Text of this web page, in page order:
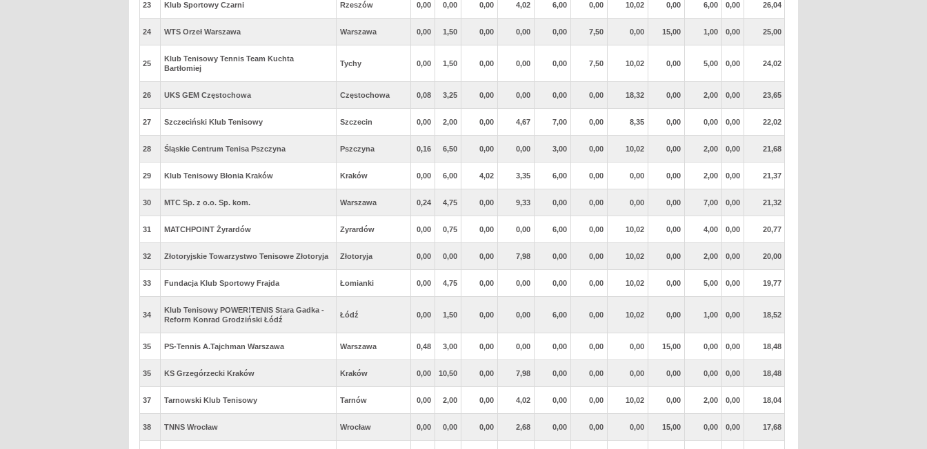
23 Klub Sportowy Czarni Rzeszów 0,00 0,00 0,00 4,02 6,00 0,00 10,02 0,00 6,00 0,00 26,04
24 WTS Orzeł Warszawa Warszawa 0,00 1,50 0,00 0,00 0,00 7,50 0,00 15,00 1,00 0,00 25,00
25
Klub Tenisowy Tennis Team Kuchta
Bartłomiej
Tychy 0,00 1,50 0,00 0,00 0,00 7,50 10,02 0,00 5,00 0,00 24,02
26 UKS GEM Częstochowa Częstochowa 0,08 3,25 0,00 0,00 0,00 0,00 18,32 0,00 2,00 0,00 23,65
27 Szczeciński Klub Tenisowy Szczecin 0,00 2,00 0,00 4,67 7,00 0,00 8,35 0,00 0,00 0,00 22,02
28 Śląskie Centrum Tenisa Pszczyna Pszczyna 0,16 6,50 0,00 0,00 3,00 0,00 10,02 0,00 2,00 0,00 21,68
29 Klub Tenisowy Błonia Kraków Kraków 0,00 6,00 4,02 3,35 6,00 0,00 0,00 0,00 2,00 0,00 21,37
30 MTC Sp. z o.o. Sp. kom. Warszawa 0,24 4,75 0,00 9,33 0,00 0,00 0,00 0,00 7,00 0,00 21,32
31 MATCHPOINT Żyrardów Zyrardów 0,00 0,75 0,00 0,00 6,00 0,00 10,02 0,00 4,00 0,00 20,77
32 Złotoryjskie Towarzystwo Tenisowe Złotoryja Złotoryja 0,00 0,00 0,00 7,98 0,00 0,00 10,02 0,00 2,00 0,00 20,00
33 Fundacja Klub Sportowy Frajda Łomianki 0,00 4,75 0,00 0,00 0,00 0,00 10,02 0,00 5,00 0,00 19,77
34
Klub Tenisowy POWER!TENIS Stara Gadka -
Reform Konrad Grodziński Łódź
Łódź 0,00 1,50 0,00 0,00 6,00 0,00 10,02 0,00 1,00 0,00 18,52
35 PS-Tennis A.Tajchman Warszawa Warszawa 0,48 3,00 0,00 0,00 0,00 0,00 0,00 15,00 0,00 0,00 18,48
35 KS Grzegórzecki Kraków Kraków 0,00 10,50 0,00 7,98 0,00 0,00 0,00 0,00 0,00 0,00 18,48
37 Tarnowski Klub Tenisowy Tarnów 0,00 2,00 0,00 4,02 0,00 0,00 10,02 0,00 2,00 0,00 18,04
38 TNNS Wrocław Wrocław 0,00 0,00 0,00 2,68 0,00 0,00 0,00 15,00 0,00 0,00 17,68